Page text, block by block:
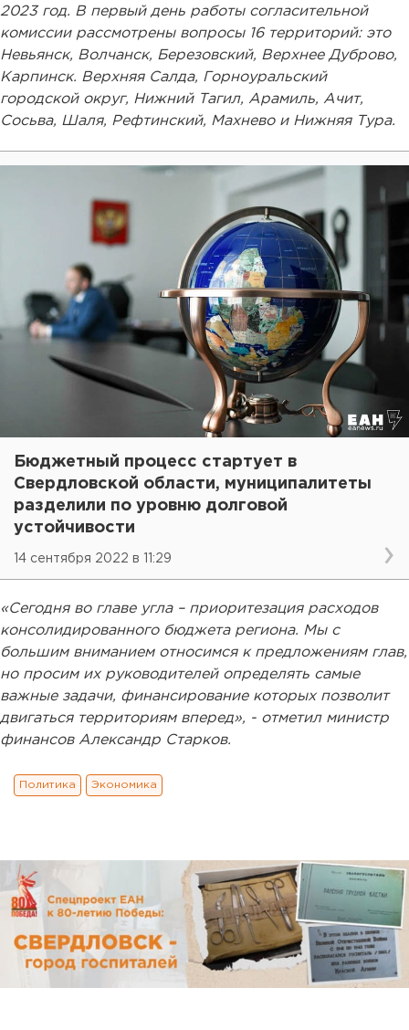
2023 год. В первый день работы согласительной
комиссии рассмотрены вопросы 16 территорий: это
Невьянск, Волчанск, Березовский, Верхнее Дуброво,
Карпинск. Верхняя Салда, Горноуральский
городской округ, Нижний Тагил, Арамиль, Ачит,
Сосьва, Шаля, Рефтинский, Махнево и Нижняя Тура.
Бюджетный процесс стартует в
Свердловской области, муниципалитеты
разделили по уровню долговой
устойчивости
14 сентября 2022 в 11:29
«Сегодня во главе угла – приоритезация расходов
консолидированного бюджета региона. Мы с
большим вниманием относимся к предложениям глав,
но просим их руководителей определять самые
важные задачи, финансирование которых позволит
двигаться территориям вперед», - отметил министр
финансов Александр Старков.
Политика Экономика